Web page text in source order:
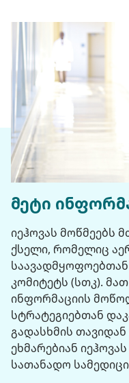
მეტი
იეჰოვას მოწმეებს
ქსელი, რომელიც
კომიტეტს (სთკ).
ინფორმაციის
სტრატეგიებთან
გადასხმის
ეხმარებიან
სათანადო